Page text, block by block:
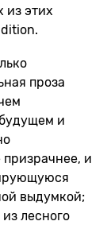
из этих
проза
и
и
выдумкой;
лесного